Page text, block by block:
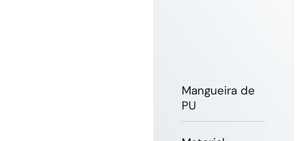
Mangueira de
PU